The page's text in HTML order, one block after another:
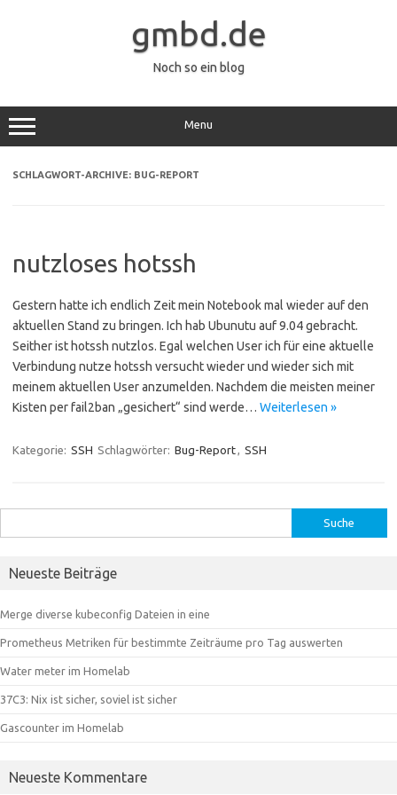
gmbd.de
Noch so ein blog
Menu
SCHLAGWORT-ARCHIVE: BUG-REPORT
nutzloses hotssh
Gestern hatte ich endlich Zeit mein Notebook mal wieder auf den
aktuellen Stand zu bringen. Ich hab Ubunutu auf 9.04 gebracht.
Seither ist hotssh nutzlos. Egal welchen User ich für eine aktuelle
Verbindung nutze hotssh versucht wieder und wieder sich mit
meinem aktuellen User anzumelden. Nachdem die meisten meiner
Kisten per fail2ban „gesichert“ sind werde… Weiterlesen »
Kategorie: SSH Schlagwörter: Bug-Report, SSH
nach:
Neueste Beiträge
Merge diverse kubeconfig Dateien in eine
Prometheus Metriken für bestimmte Zeiträume pro Tag auswerten
Water meter im Homelab
37C3: Nix ist sicher, soviel ist sicher
Gascounter im Homelab
Neueste Kommentare